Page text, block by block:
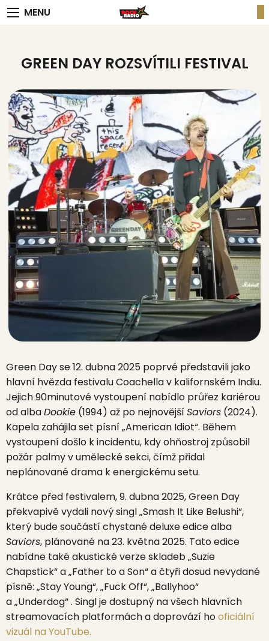
MENU
GREEN DAY ROZSVÍTILI FESTIVAL
Green Day se 12. dubna 2025 poprvé představili jako
hlavní hvězda festivalu Coachella v kalifornském Indiu.
Jejich 90minutové vystoupení nabídlo průřez kariérou
od albaDookie (1994) až po nejnovějšíSaviors (2024).
Kapela zahájila set písní „American Idiot“. Během
vystoupení došlo k incidentu, kdy ohňostroj způsobil
požár palmy v umělecké sekci, čímž přidal
neplánované drama k energickému setu.
Krátce před festivalem, 9. dubna 2025, Green Day
překvapivě vydali nový singl „Smash It Like Belushi“,
který bude součástí chystané deluxe edice alba
Saviors, plánované na 23. května 2025. Tato edice
nabídne také akustické verze skladeb „Suzie
Chapstick“ a „Father to a Son“ a čtyři dosud nevydané
písně: „Stay Young“, „Fuck Off“, „Ballyhoo“
a „Underdog“. Singl je dostupný na všech hlavních
streamovacích platformách a doprovází hooficiální
vizuál na YouTube.